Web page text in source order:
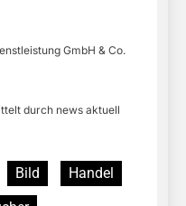
GmbH & Co.
durch news aktuell
Bild
Handel